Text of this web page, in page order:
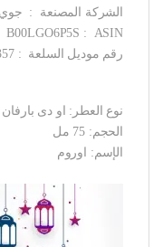
الشركة المصنعة ‏ : ‎ جوي بيرفيوم
ASIN ‏ : ‎ B00LGO6P5S
رقم موديل السلعة ‏ : ‎ ‘08010357
نوع العطر: او دى بارفان
الحجم: 75 مل
الإسم: اوروم